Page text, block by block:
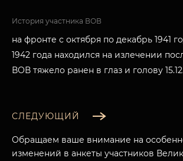
История участника ВОВ
на фронте с октября по декабрь 1941
1942 года находился на излечении
ВОВ тяжело ранен в глаз и голову
СЛЕДУЮЩИЙ
Обращаем ваше внимание на
изменений в анкеты участников